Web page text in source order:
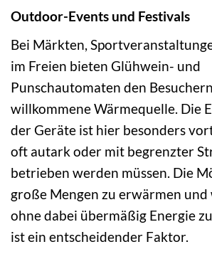
Outdoor-Events und Festivals
Bei Märkten,
im Freien bieten Glühwein- und
Punschautomaten den
willkommene Wärmequelle. Die
der Geräte ist hier besonders
oft autark oder mit begrenzter
betrieben werden müssen. Die
große Mengen zu erwärmen und
ohne dabei übermäßig Energie
ist ein entscheidender Faktor.